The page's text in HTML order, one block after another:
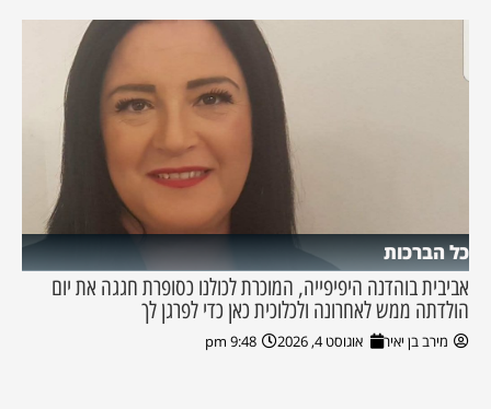
כל הברכות
אביבית בוהדנה היפיפייה, המוכרת לכולנו כסופרת חגגה את יום
הולדתה ממש לאחרונה ולכלוכית כאן כדי לפרגן לך
מירב בן יאיר אוגוסט 4, 2026 9:48 pm